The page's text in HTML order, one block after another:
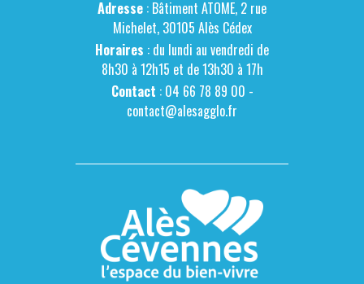
Adresse : Bâtiment ATOME, 2 rue
Michelet, 30105 Alès Cédex
Horaires : du lundi au vendredi de
8h30 à 12h15 et de 13h30 à 17h
Contact : 04 66 78 89 00 -
contact@alesagglo.fr